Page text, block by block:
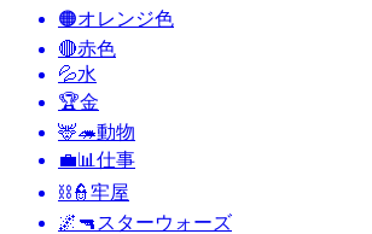
🟠オレンジ色
🔴赤色
💦水
🏆金
🦌🦔動物
💼📊 仕事
⛓️👮牢屋
🌌🔫 スターウォーズ